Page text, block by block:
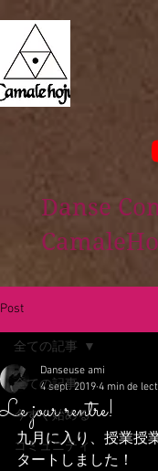
Danse
Post
全ての記事
今すぐ始める
コミュニティ
全ての記事
Le jour rentre!
Danseuse ami
4 sept. 2019 4 min de
九月に入り、授業授
タートしました！